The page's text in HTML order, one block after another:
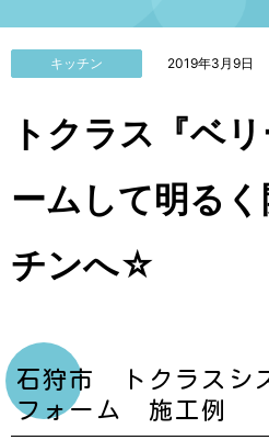
キッチン 2019年3月9日
トクラス『ベ
ームして明る
チンへ☆
石狩市 トクラスシ
フォーム 施工例